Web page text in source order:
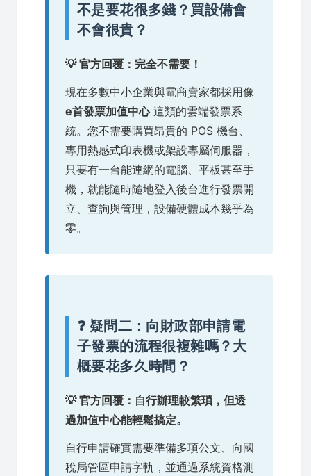
不是要花很多錢？買設備會
不會很貴？
💡 官方回覆：完全不需要！
現在多數中小企業與電商賣家都採用像
e首發票加值中心這類的雲端發票系
統。您不需要購買昂貴的 POS 機台、
專用熱感式印表機或架設專屬伺服器，
只要有一台能連網的電腦、平板甚至手
機，就能隨時隨地登入後台進行發票開
立、查詢與管理，設備硬體成本幾乎為
零。
❓ 疑問二：向財政部申請電
子發票的流程很複雜嗎？大
概要花多久時間？
💡 官方回覆：自行辦理較繁瑣，但透
過加值中心能輕鬆搞定。
自行申請確實需要準備多項公文、向國
稅局管區申請字軌，並通過系統資格測